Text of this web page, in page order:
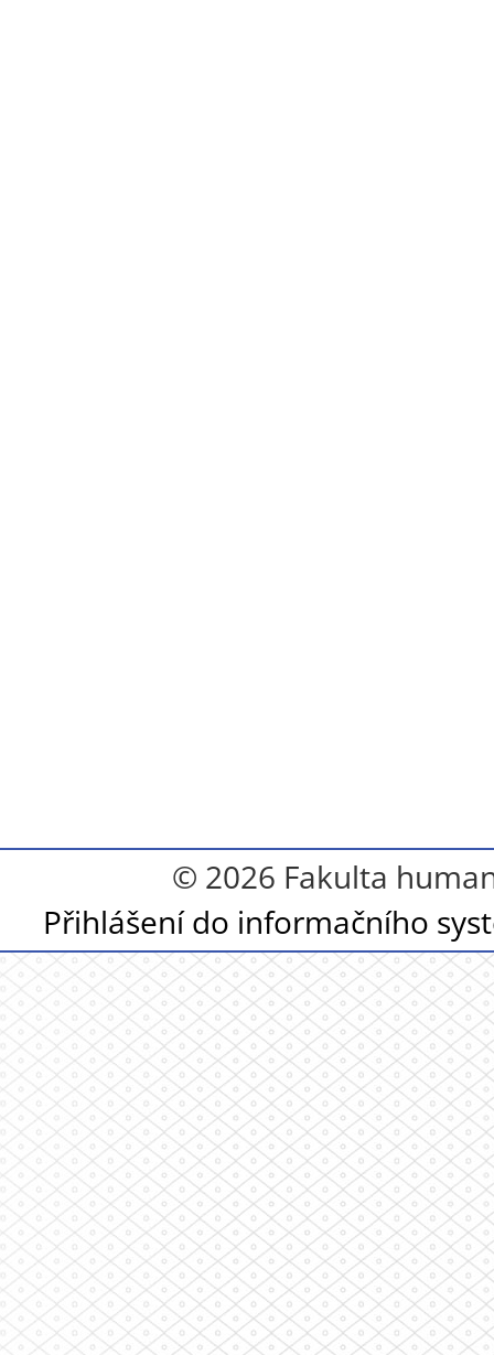
© 2026 Fakulta
Přihlášení do informačního